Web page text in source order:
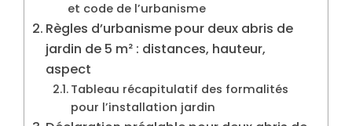
et code de l’urbanisme
Règles d’urbanisme pour deux abris de
jardin de 5 m² : distances, hauteur,
aspect
Tableau récapitulatif des formalités
pour l’installation jardin